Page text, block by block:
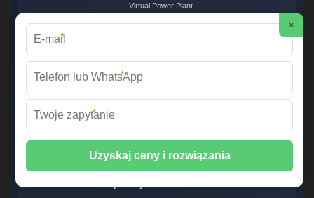
Virtual Power Plant
Usługi ODM cena
×
*
*
*